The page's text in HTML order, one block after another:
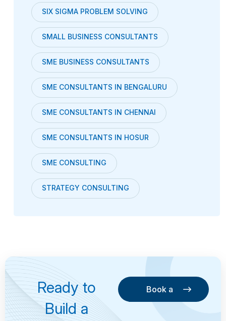
SIX SIGMA PROBLEM SOLVING
SMALL BUSINESS CONSULTANTS
SME BUSINESS CONSULTANTS
SME CONSULTANTS IN BENGALURU
SME CONSULTANTS IN CHENNAI
SME CONSULTANTS IN HOSUR
SME CONSULTING
STRATEGY CONSULTING
Ready to
Build a
Book a
Consultation
Book a